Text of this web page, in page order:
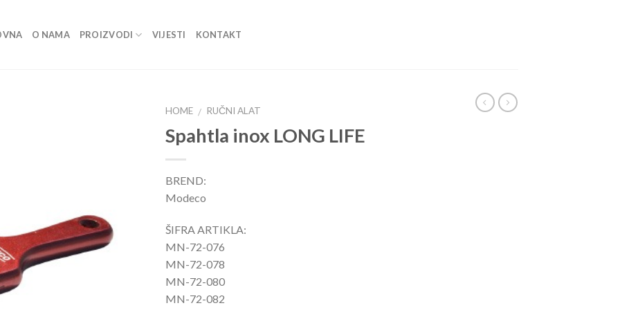
O NAMA PROIZVODI VIJESTI KONTAKT
HOME / RUČNI ALAT
Spahtla inox LONG LIFE
BREND:
Modeco
ŠIFRA ARTIKLA:
MN-72-076
MN-72-078
MN-72-080
MN-72-082